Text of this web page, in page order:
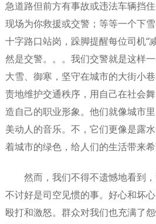
急道路但前方有事故或违法车辆挡
现场为你救援或交警；等等一个下
十字路口站岗，跺脚提醒每位司机“
然是交警。。。我们交警就是这样
大雪、御寒，坚守在城市的大街小
责地维护交通秩序，用自己在社会
造自己的职业形象。他们就像城市
美动人的音乐。不，它们更像是露
着城市的绿色，给人们的生活带来希
然而，我们不得不遗憾地看到
不讨好是司空见惯的事。好心和坏
殴打和激怒。群众对我们也充满了